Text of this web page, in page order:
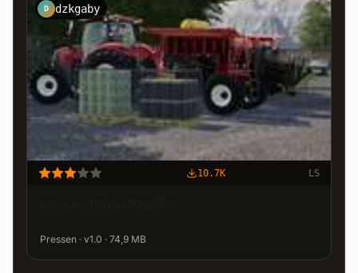
D dzkgaby
10.7K LS
Pressen · v1.0 · 74,9 MB